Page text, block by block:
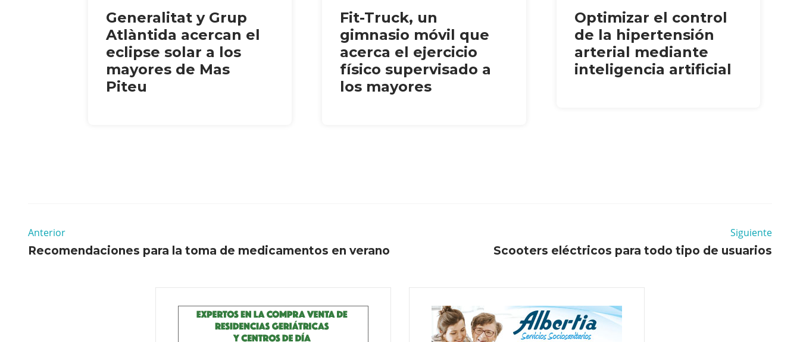
Generalitat y Grup
Atlàntida acercan el
eclipse solar a los
mayores de Mas
Piteu
Fit-Truck, un
gimnasio móvil que
acerca el ejercicio
físico supervisado a
los mayores
Optimizar el control
de la hipertensión
arterial mediante
inteligencia artificial
Anterior
Recomendaciones para la toma de medicamentos en verano
Siguiente
Scooters eléctricos para todo tipo de usuarios